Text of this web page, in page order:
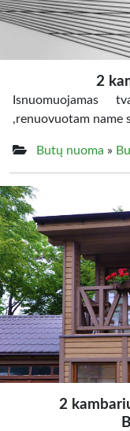
2
Isnuomuojamas
,renuovuotam name
Butų nuoma »
2